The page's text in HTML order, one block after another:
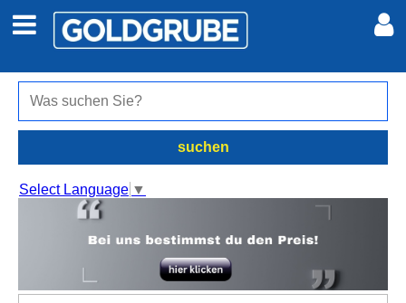
Auto + Motor
Jobs
Marktplatz
Erotik
Meine Inserate
Anmelden
suchen
Select Language ▼